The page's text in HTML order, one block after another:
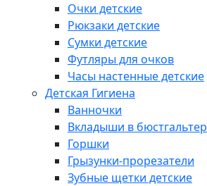
Очки детские
Рюкзаки детские
Сумки детские
Футляры для очков
Часы настенные детские
Детская Гигиена
Ванночки
Вкладыши в бюстгальтер
Горшки
Грызунки-прорезатели
Зубные щетки детские